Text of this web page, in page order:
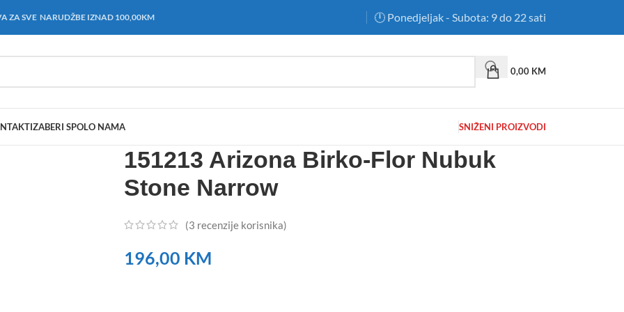
ZA SVE NARUDŽBE IZNAD 100,00KM 🕛 Ponedjeljak - Subota: 9 do 22 sati
0,00 KM
IZABERI SPOLO NAMA SNIŽENI PROIZVODI
151213 Arizona Birko-Flor Nubuk
Stone Narrow
(3 recenzije korisnika)
196,00 KM